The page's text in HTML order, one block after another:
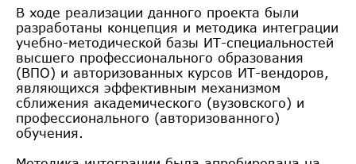
В ходе реализации данного проекта были
разработаны концепция и методика интеграции
учебно-методической базы ИТ-специальностей
высшего профессионального образования
(ВПО) и авторизованных курсов ИТ-вендоров,
являющихся эффективным механизмом
сближения академического (вузовского) и
профессионального (авторизованного)
обучения.